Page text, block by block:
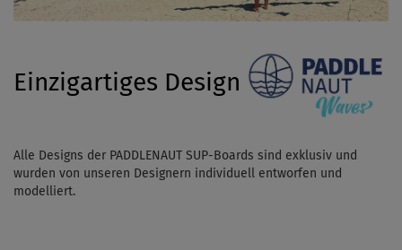
Einzigartiges Design
Alle Designs der PADDLENAUT SUP-Boards sind exklusiv und
wurden von unseren Designern individuell entworfen und
modelliert.